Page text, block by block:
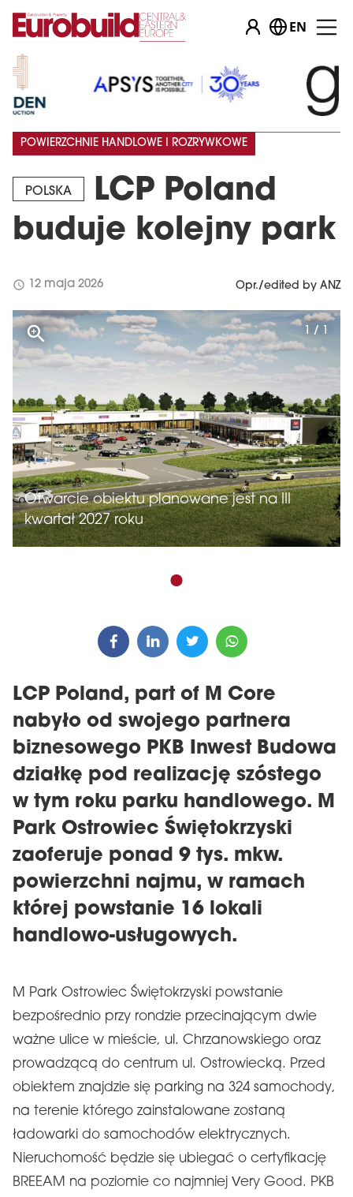
EN
POLSKA
LCP Poland
buduje kolejny park
POWIERZCHNIE HANDLOWE I ROZRYWKOWE
schedule 12 maja 2026 Opr./edited by ANZ
Otwarcie obiektu planowane jest na III
kwartał 2027 roku
1 / 1
LCP Poland, part of M Core
nabyło od swojego partnera
biznesowego PKB Inwest Budowa
działkę pod realizację szóstego
w tym roku parku handlowego. M
Park Ostrowiec Świętokrzyski
zaoferuje ponad 9 tys. mkw.
powierzchni najmu, w ramach
której powstanie 16 lokali
handlowo-usługowych.
M Park Ostrowiec Świętokrzyski powstanie
bezpośrednio przy rondzie przecinającym dwie
ważne ulice w mieście, ul. Chrzanowskiego oraz
prowadzącą do centrum ul. Ostrowiecką. Przed
obiektem znajdzie się parking na 324 samochody,
na terenie którego zainstalowane zostaną
ładowarki do samochodów elektrycznych.
Nieruchomość będzie się ubiegać o certyfikację
BREEAM na poziomie co najmniej Very Good. PKB